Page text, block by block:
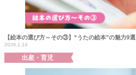
【絵本の選び方～その③】“うたの絵本”の魅力9選
2026.1.14
出産・育児